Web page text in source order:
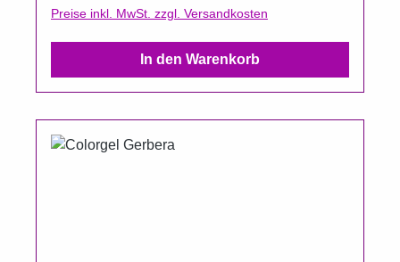
Preise inkl. MwSt. zzgl. Versandkosten
In den Warenkorb